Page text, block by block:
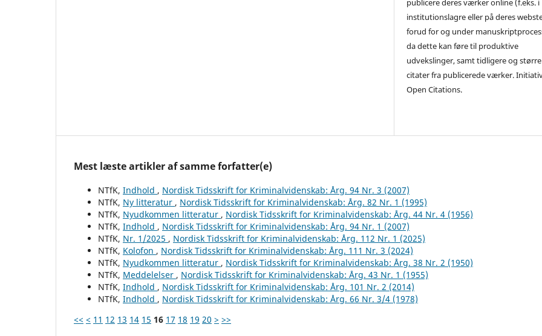
institutionslagre eller på deres
forud for og under
da dette kan føre til produktive
udvekslinger, samt tidligere og større
citater fra publicerede værker.
Open Citations.
Mest læste artikler af samme forfatter(e)
NTfK, Indhold , Nordisk Tidsskrift for Kriminalvidenskab: Årg. 94 Nr. 3 (2007)
NTfK, Ny litteratur , Nordisk Tidsskrift for Kriminalvidenskab: Årg. 82 Nr. 1 (1995)
NTfK, Nyudkommen litteratur , Nordisk Tidsskrift for Kriminalvidenskab: Årg. 44 Nr. 4 (1956)
NTfK, Indhold , Nordisk Tidsskrift for Kriminalvidenskab: Årg. 94 Nr. 1 (2007)
NTfK, Nr. 1/2025 , Nordisk Tidsskrift for Kriminalvidenskab: Årg. 112 Nr. 1 (2025)
NTfK, Kolofon , Nordisk Tidsskrift for Kriminalvidenskab: Årg. 111 Nr. 3 (2024)
NTfK, Nyudkommen litteratur , Nordisk Tidsskrift for Kriminalvidenskab: Årg. 38 Nr. 2 (1950)
NTfK, Meddelelser , Nordisk Tidsskrift for Kriminalvidenskab: Årg. 43 Nr. 1 (1955)
NTfK, Indhold , Nordisk Tidsskrift for Kriminalvidenskab: Årg. 101 Nr. 2 (2014)
NTfK, Indhold , Nordisk Tidsskrift for Kriminalvidenskab: Årg. 66 Nr. 3/4 (1978)
<< < 11 12 13 14 15 16 17 18 19 20 > >>